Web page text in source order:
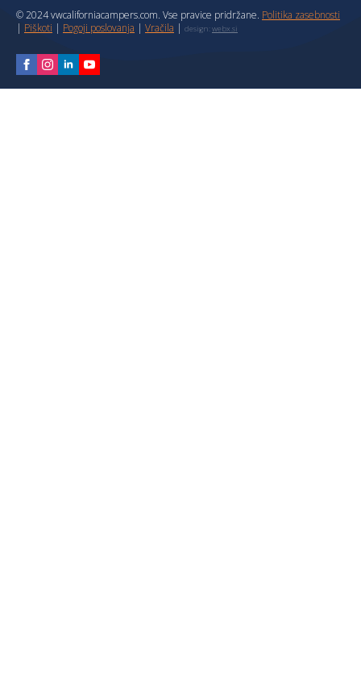
© 2024 vwcaliforniacampers.com. Vse pravice pridržane. Politika zasebnosti
Piškoti Pogoji poslovanja Vračila design:webx.si